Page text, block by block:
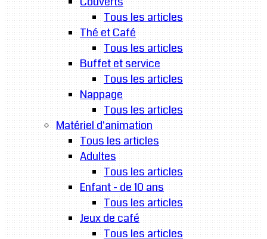
Tous les articles
Thé et Café
Tous les articles
Buffet et service
Tous les articles
Nappage
Tous les articles
Matériel d'animation
Tous les articles
Adultes
Tous les articles
Enfant - de 10 ans
Tous les articles
Jeux de café
Tous les articles